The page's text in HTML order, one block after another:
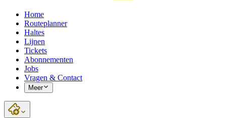
Home
Routeplanner
Haltes
Lijnen
Tickets
Abonnementen
Jobs
Vragen & Contact
Meer